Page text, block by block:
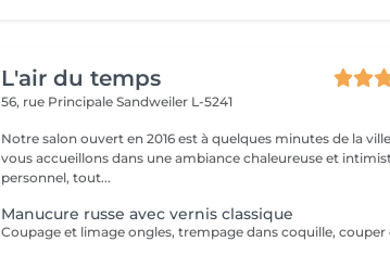
L'air du temps
56, rue PrincipaleSandweiler L-5241
Notre salon ouvert en 2016 est à quelques minutes de la
vous accueillons dans une ambiance chaleureuse et
personnel, tout...
Manucure russe avec vernis classique